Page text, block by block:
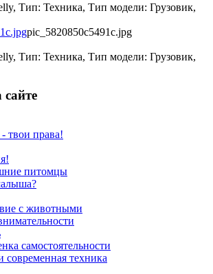
Тип: Техника, Тип модели: Грузовик,
pic_5820850c5491c.jpg
Тип: Техника, Тип модели: Грузовик,
твои права!
питомцы
с животными
самостоятельности
современная техника